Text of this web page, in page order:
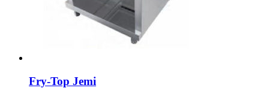
Fry-Top Jemi